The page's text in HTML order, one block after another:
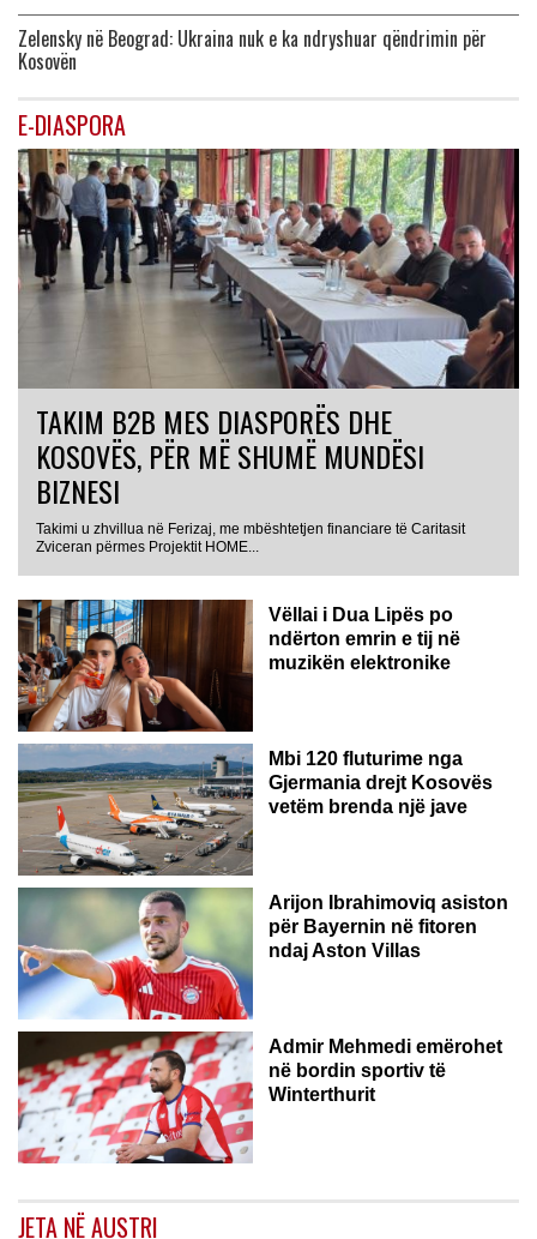
Zelensky në Beograd: Ukraina nuk e ka ndryshuar qëndrimin për
Kosovën
E-DIASPORA
TAKIM B2B MES DIASPORËS DHE
KOSOVËS, PËR MË SHUMË MUNDËSI
BIZNESI
Takimi u zhvillua në Ferizaj, me mbështetjen financiare të Caritasit
Zviceran përmes Projektit HOME...
Vëllai i Dua Lipës po
ndërton emrin e tij në
muzikën elektronike
GJERMANI
Mbi 120 fluturime nga
Gjermania drejt Kosovës
vetëm brenda një jave
Arijon Ibrahimoviq asiston
për Bayernin në fitoren
ndaj Aston Villas
ZVICËR
Admir Mehmedi emërohet
në bordin sportiv të
Winterthurit
JETA NË AUSTRI